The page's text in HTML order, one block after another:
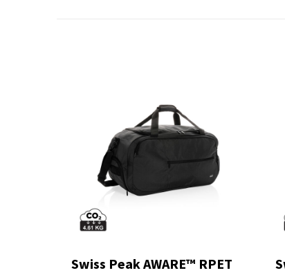
Swiss Peak AWARE™ RPET